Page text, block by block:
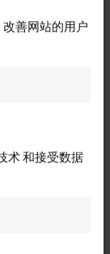
善网站的用户
术 和接受数据